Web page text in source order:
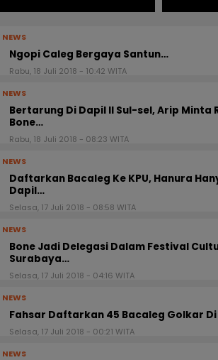
NEWS
Ngopi Caleg Bergaya Santun…
Rabu, 18 Juli 2018 - 10:42 WITA
NEWS
Bertarung Di Dapil Il Sul-sel, Arip Minta
Bone…
Rabu, 18 Juli 2018 - 08:23 WITA
NEWS
Daftarkan Bacaleg Ke KPU, Hanura
Dapil…
Selasa, 17 Juli 2018 - 08:58 WITA
NEWS
Bone Jadi Delegasi Dalam Festival
Surabaya…
Selasa, 17 Juli 2018 - 04:16 WITA
NEWS
Fahsar Daftarkan 45 Bacaleg Golkar Di
Selasa, 17 Juli 2018 - 00:21 WITA
NEWS